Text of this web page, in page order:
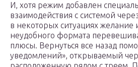
И, хотя режим добавлен
взаимодействия с системой
в некоторых ситуациях желание
неудобного формата
плюсы. Вернуться все назад
уведомлений», открываемый